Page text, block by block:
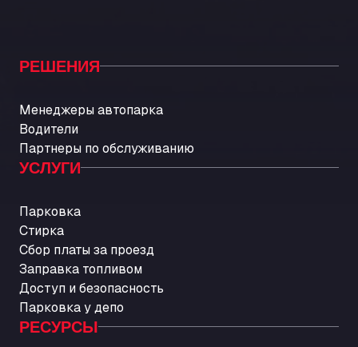
РЕШЕНИЯ
Менеджеры автопарка
Водители
Партнеры по обслуживанию
УСЛУГИ
Парковка
Стирка
Сбор платы за проезд
Заправка топливом
Доступ и безопасность
Парковка у депо
РЕСУРСЫ